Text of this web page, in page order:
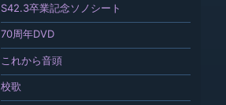
S42.3卒業記念ソノシート
70周年DVD
これから音頭
校歌